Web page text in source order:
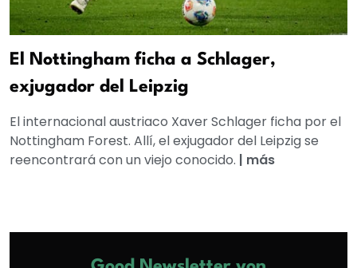
El Nottingham ficha a Schlager,
exjugador del Leipzig
El internacional austriaco Xaver Schlager ficha por el
Nottingham Forest. Allí, el exjugador del Leipzig se
reencontrará con un viejo conocido. | más